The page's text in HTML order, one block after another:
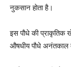
नुकसान होता है।
इस पौधे की प्राकृतिक
औषधीय पौधे